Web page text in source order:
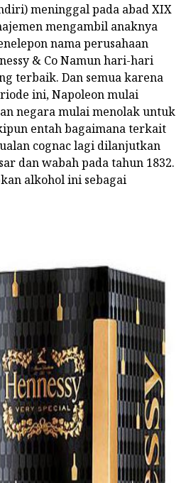
meninggal pada abad XIX
mengambil anaknya
nama perusahaan
& Co Namun hari-hari
terbaik. Dan semua karena
ini, Napoleon mulai
negara mulai menolak untuk
entah bagaimana terkait
cognac lagi dilanjutkan
dan wabah pada tahun 1832.
alkohol ini sebagai